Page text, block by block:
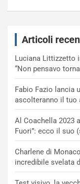
Articoli
Luciana Littizzetto
“Non pensavo
Fabio Fazio lancia
ascolteranno il tuo
Al Coachella 2023
Fuori”: ecco il suo
Charlene di
incredibile svelata